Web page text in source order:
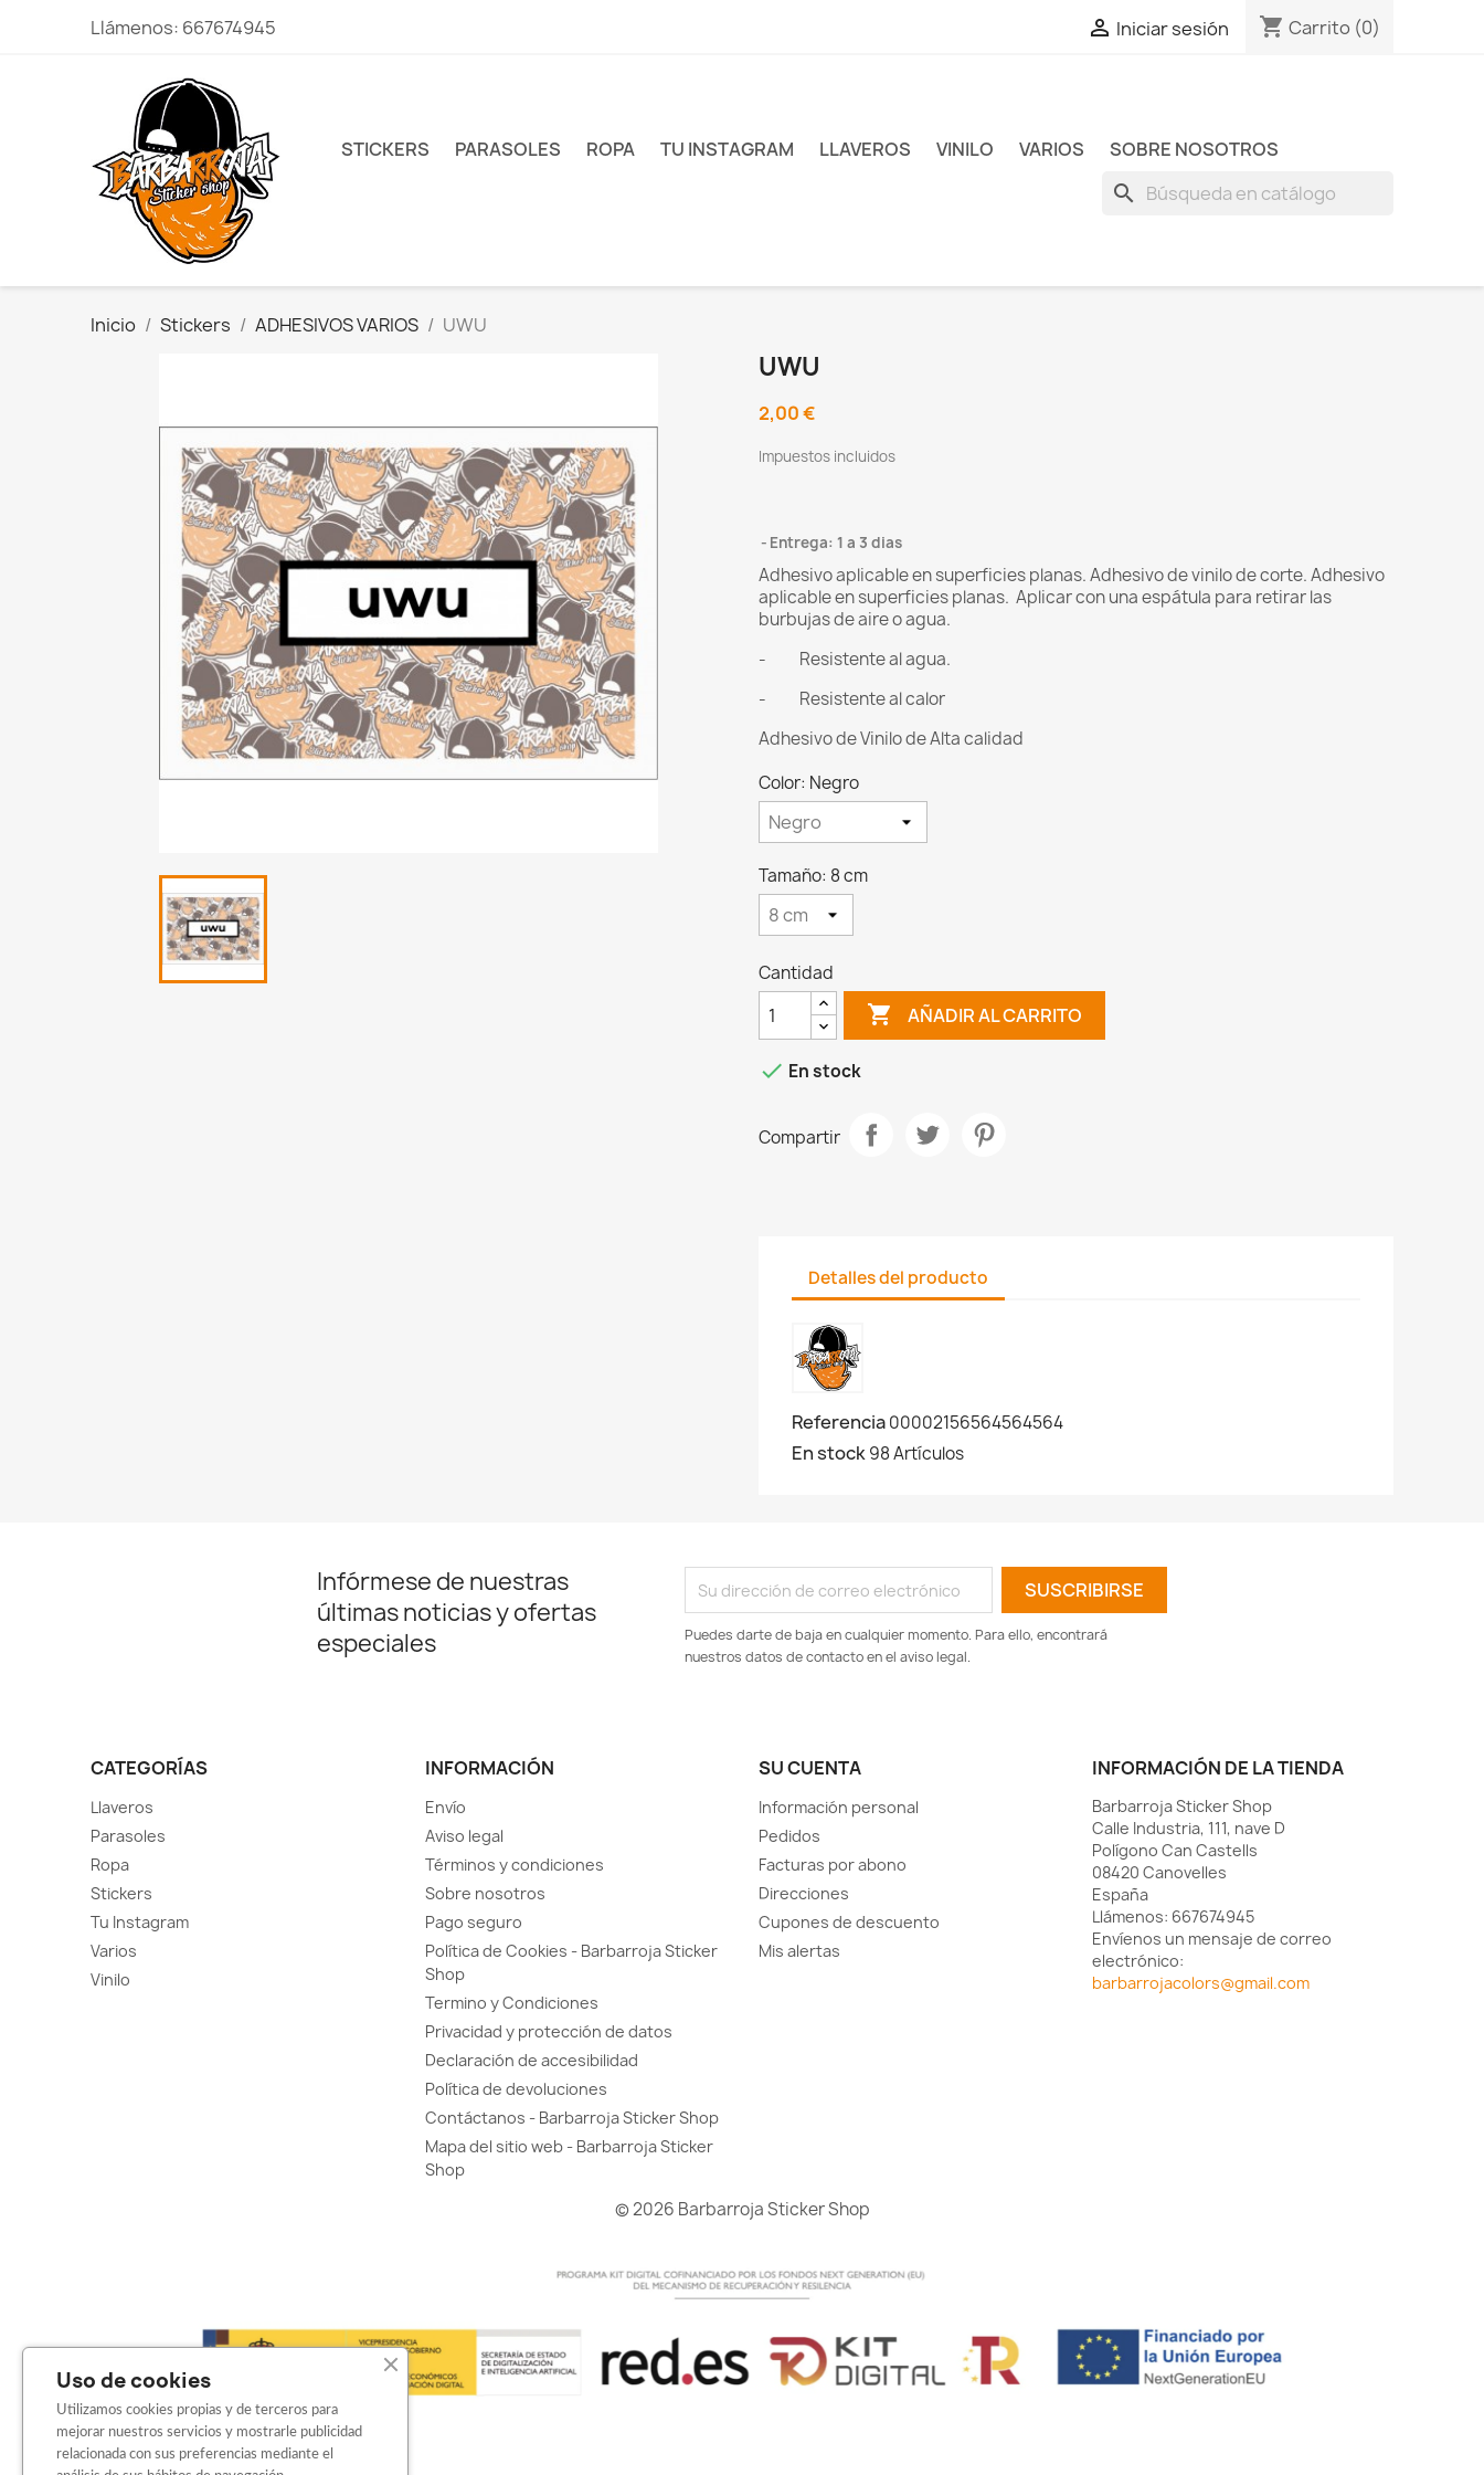
Llámenos: 667674945  Iniciar sesión shopping_cart Carrito (0)
STICKERS PARASOLES ROPA TU INSTAGRAM LLAVEROS VINILO VARIOS SOBRE NOSOTROS
search
Inicio Stickers ADHESIVOS VARIOS UWU
UWU
2,00 €
Impuestos incluidos
Entrega: 1 a 3 dias
Adhesivo aplicable en superficies planas. Adhesivo de vinilo de corte.Adhesivo
aplicable en superficies planas. Aplicar con una espátula para retirar las
burbujas de aire o agua.
- Resistente al agua.
- Resistente al calor
Adhesivo de Vinilo de Alta calidad
Color: Negro
Tamaño: 8 cm
Cantidad
 AÑADIR AL CARRITO
 En stock
Compartir
Detalles del producto
Referencia00002156564564564
En stock98 Artículos
Infórmese de nuestras
últimas noticias y ofertas
especiales
Puedes darte de baja en cualquier momento. Para ello, encontrará
nuestros datos de contacto en el aviso legal.
CATEGORÍAS
Llaveros
Parasoles
Ropa
Stickers
Tu Instagram
Varios
Vinilo
INFORMACIÓN
Envío
Aviso legal
Términos y condiciones
Sobre nosotros
Pago seguro
Política de Cookies - Barbarroja Sticker
Shop
Termino y Condiciones
Privacidad y protección de datos
Declaración de accesibilidad
Política de devoluciones
Contáctanos - Barbarroja Sticker Shop
Mapa del sitio web - Barbarroja Sticker
Shop
SU CUENTA
Información personal
Pedidos
Facturas por abono
Direcciones
Cupones de descuento
Mis alertas
INFORMACIÓN DE LA TIENDA
Barbarroja Sticker Shop
Calle Industria, 111, nave D
Polígono Can Castells
08420 Canovelles
España
Llámenos: 667674945
Envíenos un mensaje de correo
electrónico:
barbarrojacolors@gmail.com
© 2026 Barbarroja Sticker Shop
Uso de cookies
Utilizamos cookies propias y de terceros para
mejorar nuestros servicios y mostrarle publicidad
relacionada con sus preferencias mediante el